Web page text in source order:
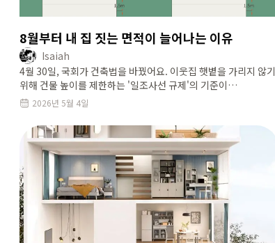
8월부터 내 집 짓는 면적이 늘어나는 이유
Isaiah
4월 30일, 국회가 건축법을 바꿨어요. 이웃집 햇볕을 가리지 않기
위해 건물 높이를 제한하는 '일조사선 규제'의 기준이
조정됐는데요. 숫자는 작아 보여도 서울 저층주거지에서 집을
2026년 5월 4일